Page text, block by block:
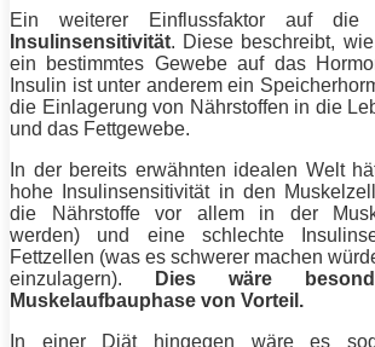
Ein weiterer Einflussfaktor auf
Insulinsensitivität. Diese beschreibt,
ein bestimmtes Gewebe auf das
Insulin ist unter anderem ein
die Einlagerung von Nährstoffen in die
und das Fettgewebe.
In der bereits erwähnten idealen Welt
hohe Insulinsensitivität in den
die Nährstoffe vor allem in der
werden) und eine schlechte
Fettzellen (was es schwerer machen
einzulagern).
Dies wäre
Muskelaufbauphase von Vorteil.
In einer
Diäthingegen wäre es